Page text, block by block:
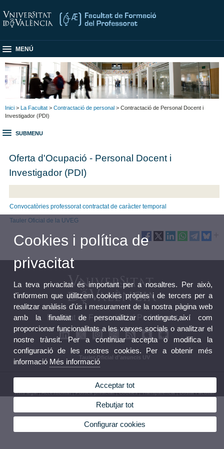
MENÚ
Inici > La Facultat > Contractació de personal > Contractació de Personal Docent i
Investigador (PDI)
SUBMENU
Oferta d'Ocupació - Personal Docent i
Investigador (PDI)
Convocatòries professorat contractat de caràcter temporal
Tauler Oficial de la UVEG
Facultat de Formació del Professorat
Tauler Oficial d'anuncis UV
Avís legal|Accessibilitat|Política privacitat|Cookies|Transparència|Bústia Facultat
Cookies i política de
privacitat
La teva privacitat és important per a nosaltres. Per això,
t'informem que utilitzem cookies pròpies i de tercers per a
realitzar anàlisis d'ús i mesurament de la nostra pàgina web
amb la finalitat de personalitzar continguts,així com
proporcionar funcionalitats a les xarxes socials o analitzar el
nostre trànsit. Per a continuar accepta o modifica la
configuració de les nostres cookies. Per a obtenir més
informació Més informació
Acceptar tot
Rebutjar tot
Configurar cookies